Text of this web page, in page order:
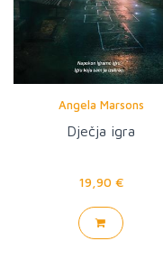
Angela Marsons
Dječja igra
19,90 €